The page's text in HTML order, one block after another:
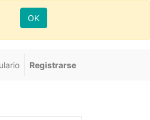
OK
Registrarse